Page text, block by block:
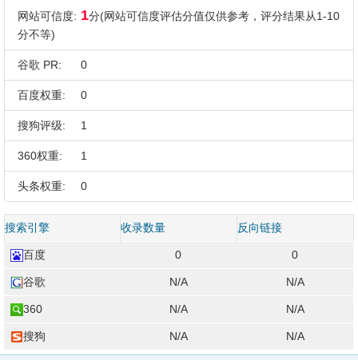
网站可信度: 1分(网站可信度评估分值仅供参考，评分结果从1-10
分不等)
谷歌 PR: 0
百度权重: 0
搜狗评级: 1
360权重: 1
头条权重: 0
搜索引擎 收录数量 反向链接
百度 0 0
谷歌 N/A N/A
360 N/A N/A
搜狗 N/A N/A